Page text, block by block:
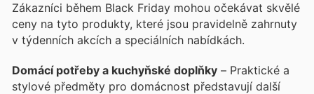
Zákazníci během Black Friday mohou očekávat skvělé
ceny na tyto produkty, které jsou pravidelně zahrnuty
v týdenních akcích a speciálních nabídkách.
Domácí potřeby a kuchyňské doplňky – Praktické a
stylové předměty pro domácnost představují další